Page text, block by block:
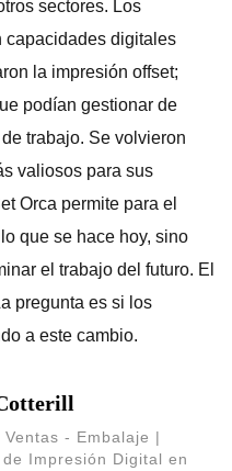
sectores. Los
capacidades digitales
la impresión offset;
podían gestionar de
trabajo. Se volvieron
valiosos para sus
Orca permite para el
que se hace hoy, sino
el trabajo del futuro. El
pregunta es si los
a este cambio.
- Embalaje |
Impresión Digital en